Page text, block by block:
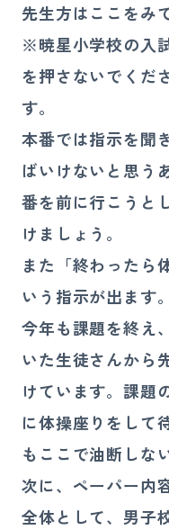
先生方はここをみ
※暁星小学校の入
を押さないでくだ
す。
本番では指示を聞
ばいけないと思う
番を前に行こうと
けましょう。
また「終わったら
いう指示が出ます。
今年も課題を終え
いた生徒さんから
けています。課題
に体操座りをして
もここで油断しな
次に、ペーパー内
全体として、男子